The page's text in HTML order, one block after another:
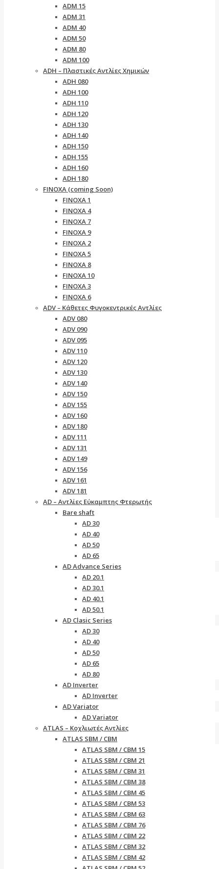
ADM 15
ADM 31
ADM 40
ADM 50
ADM 80
ADM 100
ADH – Πλαστικές Αντλίες Χημικών
ADH 080
ADH 100
ADH 110
ADH 120
ADH 130
ADH 140
ADH 150
ADH 155
ADH 160
ADH 180
FINOXA (coming Soon)
FINOXA 1
FINOXA 4
FINOXA 7
FINOXA 9
FINOXA 2
FINOXA 5
FINOXA 8
FINOXA 10
FINOXA 3
FINOXA 6
ADV – Κάθετες Φυγοκεντρικές Αντλίες
ADV 080
ADV 090
ADV 095
ADV 110
ADV 120
ADV 130
ADV 140
ADV 150
ADV 155
ADV 160
ADV 180
ADV 111
ADV 131
ADV 149
ADV 156
ADV 161
ADV 181
AD – Αντλίες Εύκαμπτης Φτερωτής
Bare shaft
AD 30
AD 40
AD 50
AD 65
AD Advance Series
AD 20.1
AD 30.1
AD 40.1
AD 50.1
AD Clasic Series
AD 30
AD 40
AD 50
AD 65
AD 80
AD Inverter
AD Inverter
AD Variator
AD Variator
ATLAS – Κοχλιωτές Αντλίες
ATLAS SBM / CBM
ATLAS SBM / CBM 15
ATLAS SBM / CBM 21
ATLAS SBM / CBM 31
ATLAS SBM / CBM 38
ATLAS SBM / CBM 45
ATLAS SBM / CBM 53
ATLAS SBM / CBM 63
ATLAS SBM / CBM 76
ATLAS SBM / CBM 22
ATLAS SBM / CBM 32
ATLAS SBM / CBM 42